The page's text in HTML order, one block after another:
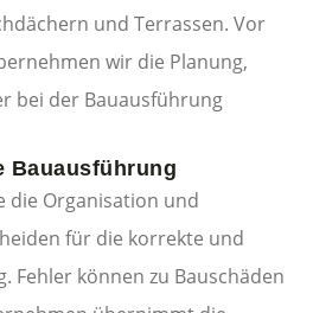
und Terrassen. Vor
wir die Planung,
bei der Bauausführung
Bauausführung
die Organisation und
für die korrekte und
Fehler können zu Bauschäden